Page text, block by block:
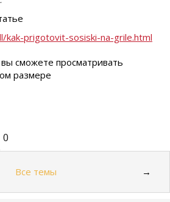
kak-prigotovit-sosiski-na-grile.html
сможете просматривать
размере
0
Все темы →